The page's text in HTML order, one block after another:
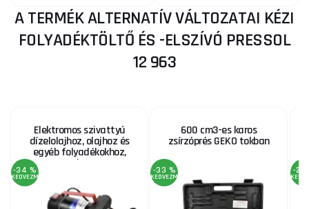
A TERMÉK ALTERNATÍV VÁLTOZATAI KÉZI
FOLYADÉKTÖLTŐ ÉS -ELSZÍVÓ PRESSOL
12 963
Elektromos szivattyú
dízelolajhoz, olajhoz és
egyéb folyadékokhoz,
max. 40 l/perc, 12V
-34 %
KEDVEZMÉNY
600 cm3-es karos
zsírzóprés GEKO tokban
-33 %
KEDVEZMÉNY
-20